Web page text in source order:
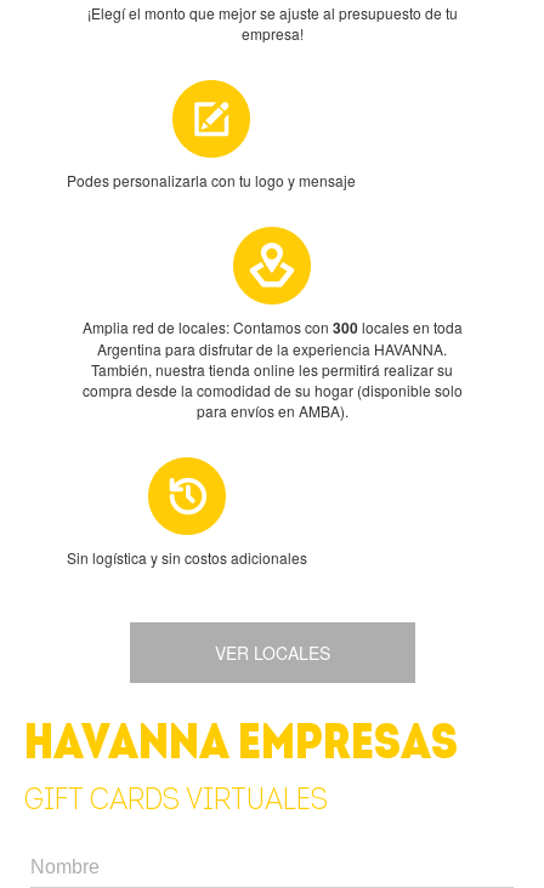
¡Elegí el monto que mejor se ajuste al presupuesto de tu
empresa!
Podes personalizarla con tu logo y mensaje
Amplia red de locales: Contamos con 300locales en toda
Argentina para disfrutar de la experiencia HAVANNA.
También, nuestra tienda online les permitirá realizar su
compra desde la comodidad de su hogar (disponible solo
para envíos en AMBA).
Sin logística y sin costos adicionales
VER LOCALES
HAVANNA EMPRESAS
GIFT CARDS VIRTUALES
Nombre